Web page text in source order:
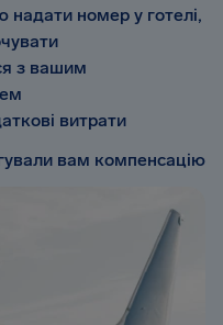
надати номер у готелі,
з вашим
витрати
вам компенсацію